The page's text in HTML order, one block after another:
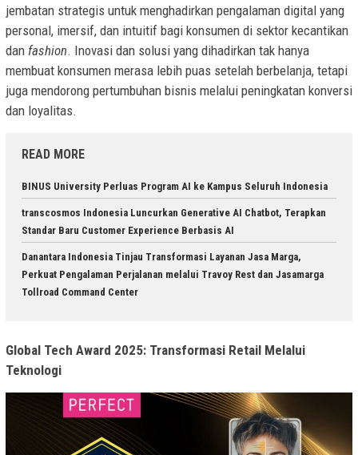
jembatan strategis untuk menghadirkan pengalaman digital yang
personal, imersif, dan intuitif bagi konsumen di sektor kecantikan
dan fashion. Inovasi dan solusi yang dihadirkan tak hanya
membuat konsumen merasa lebih puas setelah berbelanja, tetapi
juga mendorong pertumbuhan bisnis melalui peningkatan konversi
dan loyalitas.
READ MORE
BINUS University Perluas Program AI ke Kampus Seluruh Indonesia
transcosmos Indonesia Luncurkan Generative AI Chatbot, Terapkan
Standar Baru Customer Experience Berbasis AI
Danantara Indonesia Tinjau Transformasi Layanan Jasa Marga,
Perkuat Pengalaman Perjalanan melalui Travoy Rest dan Jasamarga
Tollroad Command Center
Global Tech Award 2025: Transformasi Retail Melalui
Teknologi